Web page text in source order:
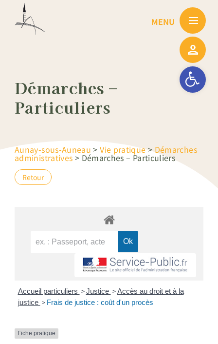
Ouvrir la
Démarches –
Particuliers
Aunay-sous-Auneau >Vie pratique>Démarches
administratives > Démarches – Particuliers
Retour
Accueil particuliers > Justice > Accès au droit et à la
justice > Frais de justice : coût d'un procès
Fiche pratique